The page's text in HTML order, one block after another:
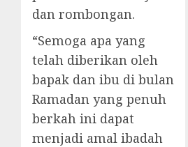
dan rombongan.
“Semoga apa yang
telah diberikan oleh
bapak dan ibu di bulan
Ramadan yang penuh
berkah ini dapat
menjadi amal ibadah